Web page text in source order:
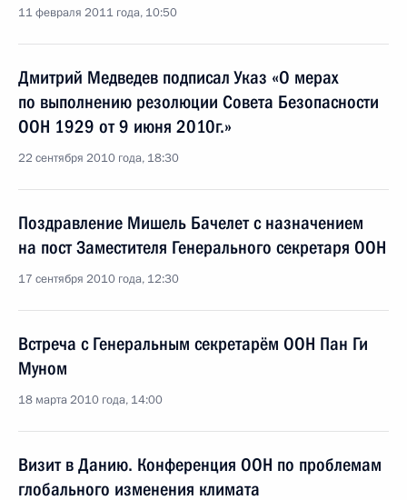
11 февраля 2011 года, 10:50
Дмитрий Медведев подписал Указ «О мерах
по выполнению резолюции Совета Безопасности
ООН 1929 от 9 июня 2010г.»
22 сентября 2010 года, 18:30
Поздравление Мишель Бачелет с назначением
на пост Заместителя Генерального секретаря ООН
17 сентября 2010 года, 12:30
Встреча с Генеральным секретарём ООН Пан Ги
Муном
18 марта 2010 года, 14:00
Визит в Данию. Конференция ООН по проблемам
глобального изменения климата